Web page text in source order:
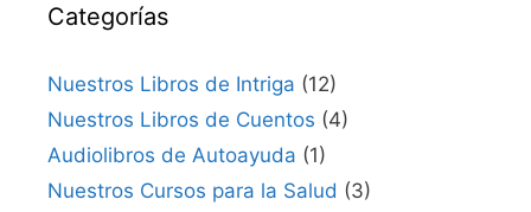
Categorías
Nuestros Libros de Intriga (12)
Nuestros Libros de Cuentos (4)
Audiolibros de Autoayuda (1)
Nuestros Cursos para la Salud (3)